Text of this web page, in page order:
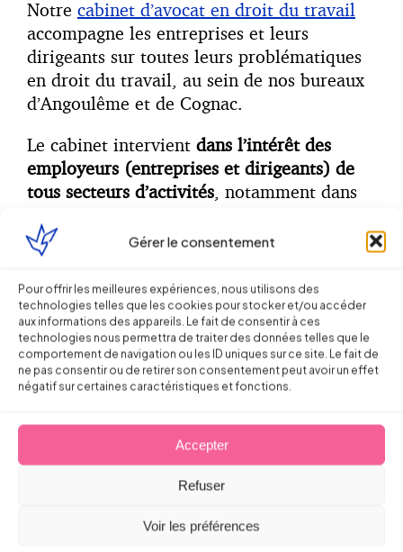
Gérer le consentement
Pour offrir les meilleures expériences, nous utilisons des
technologies telles que les cookies pour stocker et/ou accéder
aux informations des appareils. Le fait de consentir à ces
technologies nous permettra de traiter des données telles que le
comportement de navigation ou les ID uniques sur ce site. Le fait de
ne pas consentir ou de retirer son consentement peut avoir un effet
négatif sur certaines caractéristiques et fonctions.
Accepter
Refuser
Voir les préférences
Notre cabinet d’avocat en droit du travail
accompagne les entreprises et leurs
dirigeants sur toutes leurs problématiques
en droit du travail, au sein de nos bureaux
d’Angoulême et de Cognac.
Le cabinet intervient dans l’intérêt des
employeurs (entreprises et dirigeants) de
tous secteurs d’activités , notamment dans
l’industrie, de l’agriculture (notamment du
Cognac) et des entreprises de nouvelles
technologies.
Dans le cadre d’une approche durable, tant
auprès de nos collaborateurs que de nos
clients et partenaires, nous conseillons au
quotidien des entreprises de toutes tailles
en droit social des affaires.
Au-delà des problématiques courantes de
droit du travail, nous avons développé des